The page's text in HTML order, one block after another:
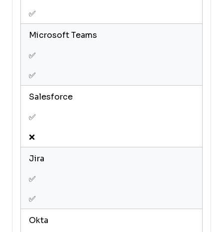
✅
Microsoft Teams
✅
✅
Salesforce
✅
❌
Jira
✅
✅
Okta